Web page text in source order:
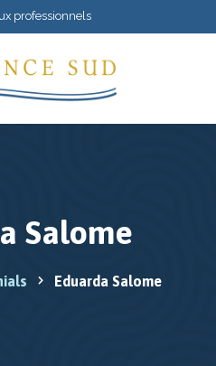
professionnels
Salome
Eduarda Salome